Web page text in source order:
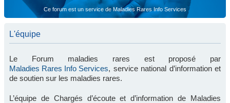
Ce forum est un service de Maladies Rares Info Services
L'équipe
Le Forum maladies rares est proposé par
Maladies Rares Info Services, service national d’information et
de soutien sur les maladies rares.
L’équipe de Chargés d’écoute et d’information de Maladies